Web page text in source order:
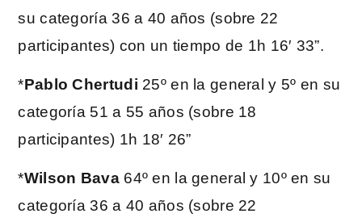
su categoría 36 a 40 años (sobre 22
participantes) con un tiempo de 1h 16′ 33”.
*Pablo Chertudi 25º en la general y 5º en su
categoría 51 a 55 años (sobre 18
participantes) 1h 18′ 26”
*Wilson Bava64º en la general y 10º en su
categoría 36 a 40 años (sobre 22